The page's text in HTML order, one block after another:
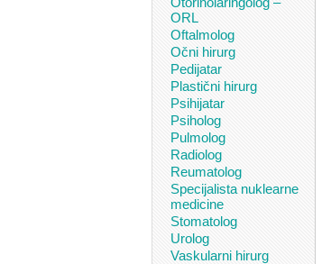
ORL
Oftalmolog
Očni hirurg
Pedijatar
Plastični hirurg
Psihijatar
Psiholog
Pulmolog
Radiolog
Reumatolog
Specijalista nuklearne
medicine
Stomatolog
Urolog
Vaskularni hirurg